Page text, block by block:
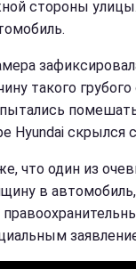
стороны
такого
Hyundai скрылся
что один из
в